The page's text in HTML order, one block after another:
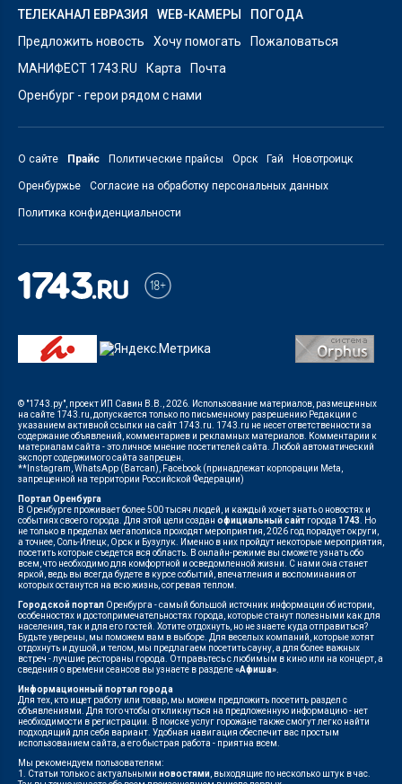
ТЕЛЕКАНАЛ ЕВРАЗИЯ
WEB-КАМЕРЫ
ПОГОДА
Предложить новость
Хочу помогать
Пожаловаться
МАНИФЕСТ 1743.RU
Карта
Почта
Оренбург - герои рядом с нами
О сайте Прайс Политические прайсы Орск Гай Новотроицк
Оренбуржье Согласие на обработку персональных данных
Политика конфиденциальности
© "1743.ру", проект ИП Савин В.В., 2026. Использование материалов, размещенных
на сайте 1743.ru, допускается только по письменному разрешению Редакции с
указанием активной ссылки на сайт 1743.ru. 1743.ru не несет ответственности за
содержание объявлений, комментариев и рекламных материалов. Комментарии к
материалам сайта - это личное мнение посетителей сайта. Любой автоматический
экспорт содержимого сайта запрещен.
**Instagram, WhatsApp (Ватсап), Facebook (принадлежат корпорации Meta,
запрещенной на территории Российской Федерации)
Портал Оренбурга
В Оренбурге проживает более 500 тысяч людей, и каждый хочет знать о новостях и
событиях своего города. Для этой цели создан официальный сайт города 1743 . Но
не только в пределах мегаполиса проходят мероприятия, 2026 год порадует округи,
а точнее, Соль-Илецк, Орск и Бузулук. Именно в них пройдут некоторые мероприятия,
посетить которые съедется вся область. В онлайн-режиме вы сможете узнать обо
всем, что необходимо для комфортной и осведомленной жизни. С нами она станет
яркой, ведь вы всегда будете в курсе событий, впечатления и воспоминания от
которых останутся на всю жизнь, согревая теплом.
Городской портал Оренбурга - самый большой источник информации об истории,
особенностях и достопримечательностях города, которые станут полезными как для
населения, так и для его гостей. Хотите отдохнуть, но не знаете куда отправиться?
Будьте уверены, мы поможем вам в выборе. Для веселых компаний, которые хотят
отдохнуть и душой, и телом, мы предлагаем посетить сауну, а для более важных
встреч - лучшие рестораны города. Отправьтесь с любимым в кино или на концерт, а
сведения о времени сеансов вы узнаете в разделе«Афиша»
Информационный портал города
Для тех, кто ищет работу или товар, мы можем предложить посетить раздел с
объявлениями. Для того чтобы откликнуться на предложенную информацию - нет
необходимости в регистрации. В поиске услуг горожане также смогут легко найти
подходящий для себя вариант. Удобная навигация обеспечит вас простым
использованием сайта, а его быстрая работа - приятна всем.
Мы рекомендуем пользователям:
1. Статьи только с актуальными новостями , выходящие по несколько штук в час.